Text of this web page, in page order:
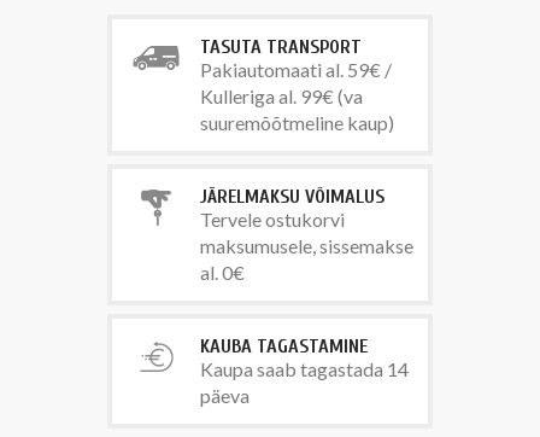
TASUTA TRANSPORT
Pakiautomaati al. 59€ /
Kulleriga al. 99€ (va
suuremõõtmeline kaup)
JÄRELMAKSU VÕIMALUS
Tervele ostukorvi
maksumusele, sissemakse
al. 0€
KAUBA TAGASTAMINE
Kaupa saab tagastada 14
päeva